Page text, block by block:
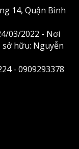
14, Quận Bình
03/2022 - Nơi
sở hữu: Nguyễn
- 0909293378